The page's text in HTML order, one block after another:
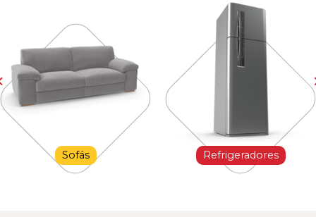
Sofás Refrigeradores